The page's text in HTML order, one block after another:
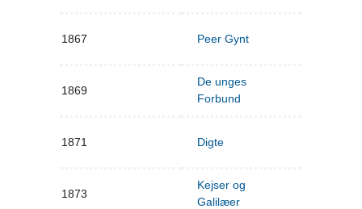
1867 Peer Gynt
1869
De unges
Forbund
1871 Digte
1873
Kejser og
Galilæer